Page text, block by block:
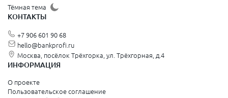
Тёмная тема
КОНТАКТЫ
+7 906 601 90 68
hello@bankprofi.ru
Москва, посёлок Трёхгорка, ул. Трёхгорная, д.4
ИНФОРМАЦИЯ
О проекте
Пользовательское соглашение